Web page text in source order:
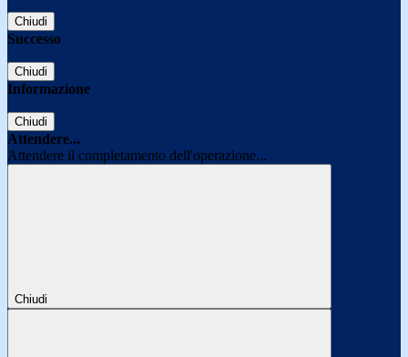
Chiudi
Successo
Chiudi
Informazione
Chiudi
Attendere...
Attendere il completamento dell'operazione...
Chiudi